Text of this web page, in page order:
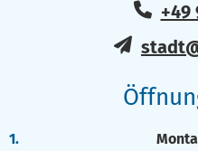
+49